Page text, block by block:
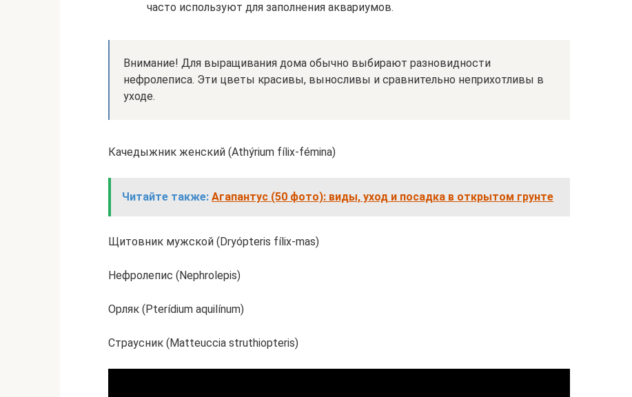
часто используют для заполнения аквариумов.
Внимание! Для выращивания дома обычно выбирают разновидности
нефролеписа. Эти цветы красивы, выносливы и сравнительно неприхотливы в
уходе.
Качедыжник женский (Athýrium fílix-fémina)
Читайте также: Агапантус (50 фото): виды, уход и посадка в открытом грунте
Щитовник мужской (Dryópteris fílix-mas)
Нефролепис (Nephrolepis)
Орляк (Pterídium aquilínum)
Страусник (Мatteuccia struthiopteris)